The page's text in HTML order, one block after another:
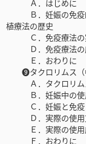
Ａ．はじめに
Ｂ．妊娠の免疫的
植療法の歴史
Ｃ．免疫療法の
Ｄ．免疫療法の
Ｅ．おわりに
❾タクロリムス（
Ａ．タクロリム
Ｂ．妊娠中の使
Ｃ．妊娠と免疫
Ｄ．実際の使用
Ｅ．実際の使用
Ｆ．おわりに